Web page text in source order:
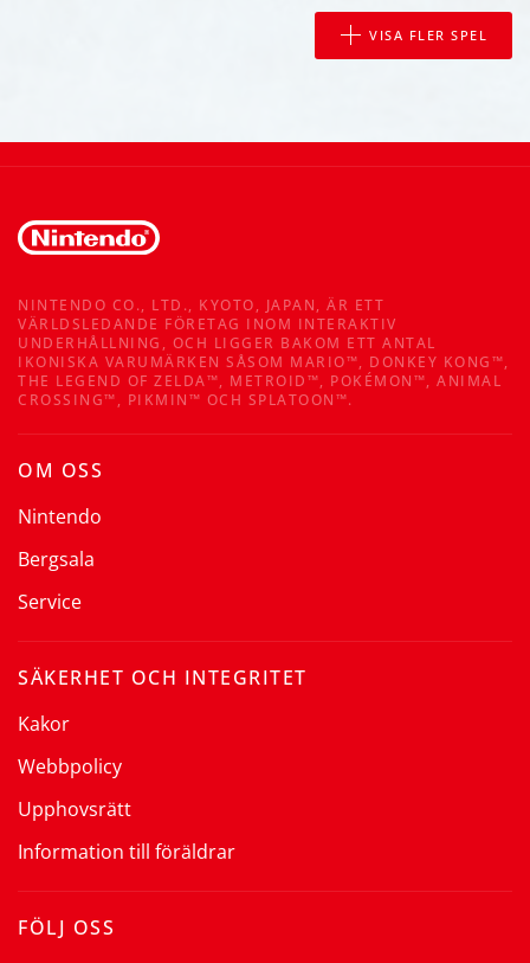
VISA FLER SPEL
NINTENDO CO., LTD., KYOTO, JAPAN, ÄR ETT
VÄRLDSLEDANDE FÖRETAG INOM INTERAKTIV
UNDERHÅLLNING, OCH LIGGER BAKOM ETT ANTAL
IKONISKA VARUMÄRKEN SÅSOM MARIO™, DONKEY KONG™,
THE LEGEND OF ZELDA™, METROID™, POKÉMON™, ANIMAL
CROSSING™, PIKMIN™ OCH SPLATOON™.
OM OSS
Nintendo
Bergsala
Service
SÄKERHET OCH INTEGRITET
Kakor
Webbpolicy
Upphovsrätt
Information till föräldrar
FÖLJ OSS